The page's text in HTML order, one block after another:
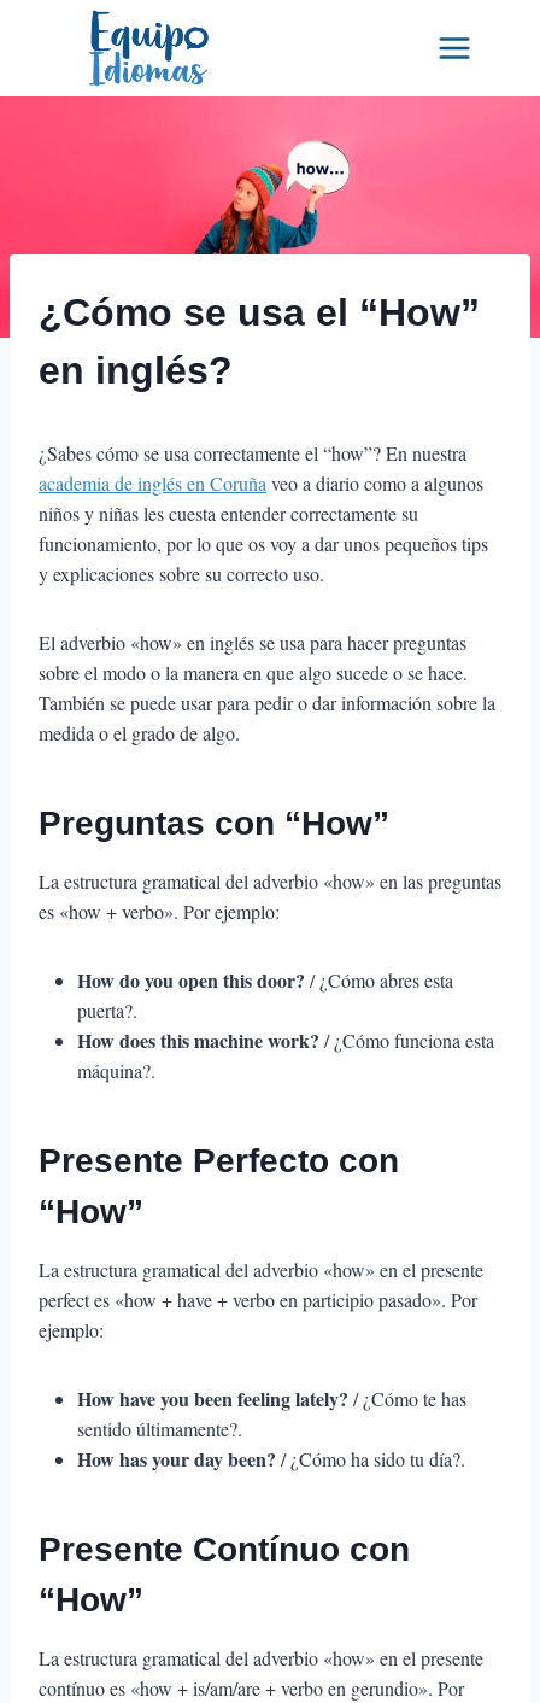
¿Cómo se usa el “How”
en inglés?
¿Sabes cómo se usa correctamente el “how”? En nuestra
academia de inglés en Coruñaveo a diario como a algunos
niños y niñas les cuesta entender correctamente su
funcionamiento, por lo que os voy a dar unos pequeños tips
y explicaciones sobre su correcto uso.
El adverbio «how» en inglés se usa para hacer preguntas
sobre el modo o la manera en que algo sucede o se hace.
También se puede usar para pedir o dar información sobre la
medida o el grado de algo.
Preguntas con “How”
La estructura gramatical del adverbio «how» en las preguntas
es «how + verbo». Por ejemplo:
How do you open this door? / ¿Cómo abres esta
puerta?.
How does this machine work? / ¿Cómo funciona esta
máquina?.
Presente Perfecto con
“How”
La estructura gramatical del adverbio «how» en el presente
perfect es «how + have + verbo en participio pasado». Por
ejemplo:
How have you been feeling lately? / ¿Cómo te has
sentido últimamente?.
How has your day been? / ¿Cómo ha sido tu día?.
Presente Contínuo con
“How”
La estructura gramatical del adverbio «how» en el presente
contínuo es «how + is/am/are + verbo en gerundio». Por